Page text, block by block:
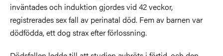
inväntades och induktion gjordes vid 42 veckor,
registrerades sex fall av perinatal död. Fem av barnen var
dödfödda, ett dog strax efter förlossning.